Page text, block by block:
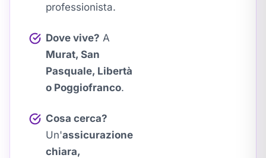
professionista.
Dove vive? A
Murat, San
Pasquale, Libertà
o Poggiofranco.
Cosa cerca?
Un'assicurazione
chiara,